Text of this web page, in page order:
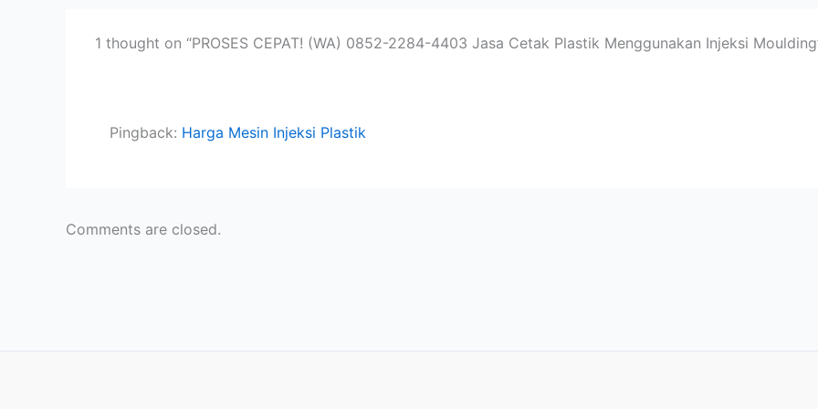
1 thought on “PROSES CEPAT! (WA) 0852-2284-4403 Jasa Cetak Plastik Menggunakan Injeksi
Pingback: Harga Mesin Injeksi Plastik
Comments are closed.